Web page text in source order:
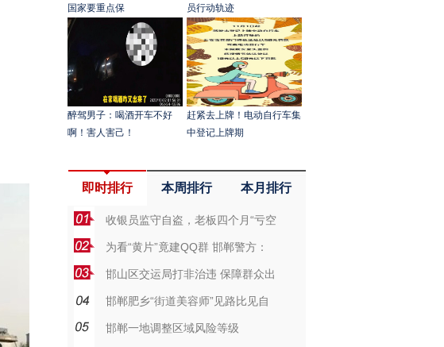
国家要重点保
员行动轨迹
醉驾男子：喝酒开车不好
啊！害人害己！
赶紧去上牌！电动自行车集
中登记上牌期
即时排行 本周排行 本月排行
收银员监守自盗，老板四个月“亏空
为看“黄片”竟建QQ群 邯郸警方：
邯山区交运局打非治违 保障群众出
邯郸肥乡“街道美容师”见路比见自
邯郸一地调整区域风险等级